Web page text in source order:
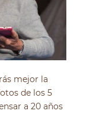
mejor la
de los 5
a 20 años